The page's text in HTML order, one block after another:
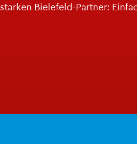
star­ken Bie­le­feld-Part­ner: